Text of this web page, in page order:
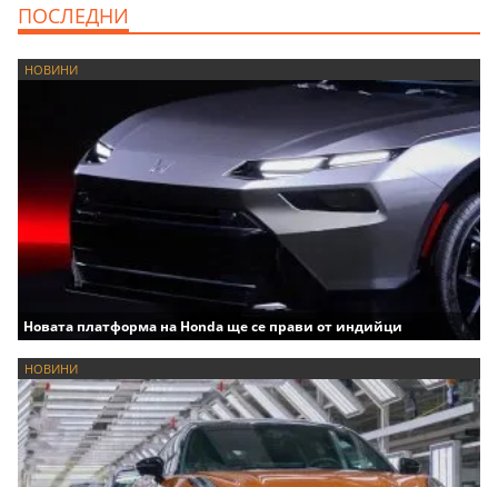
ПОСЛЕДНИ
НОВИНИ
Новата платформа на Honda ще се прави от индийци
НОВИНИ